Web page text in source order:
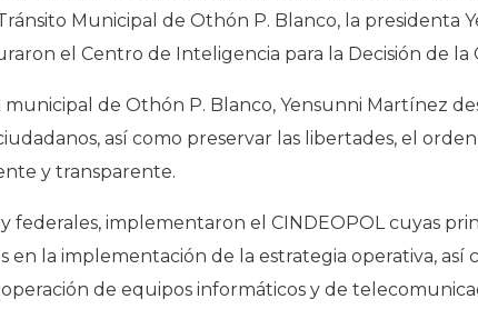
Municipal de Othón P. Blanco, la presidenta
el Centro de Inteligencia para la Decisión de la
municipal de Othón P. Blanco, Yensunni Martínez
así como preservar las libertades, el
y transparente.
implementaron el CINDEOPOL cuyas
la implementación de la estrategia operativa, así
de equipos informáticos y de